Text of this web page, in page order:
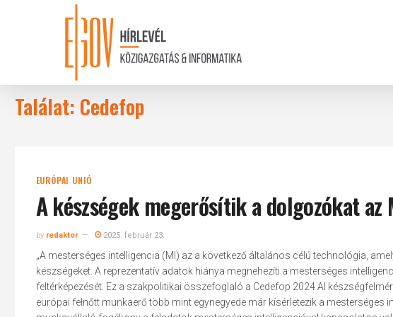
Találat: Cedefop
EURÓPAI UNIÓ
A készségek megerősítik a dolgozókat
by redaktor 2025. február 23.
„A mesterséges intelligencia (MI) az a következő általános célú technológia,
készségeket. A reprezentatív adatok hiánya megnehezíti a mesterséges
feltérképezését. Ez a szakpolitikai összefoglaló a Cedefop 2024 AI
európai felnőtt munkaerő több mint egynegyede már kísérletezik a mesterséges